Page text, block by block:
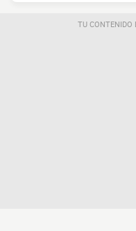
TU CONTENIDO